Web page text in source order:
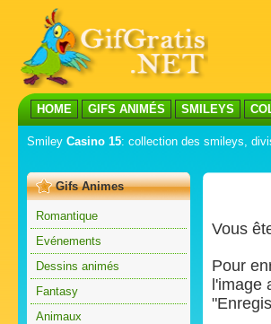
HOME GIFS ANIMÉS SMILEYS
Smiley Casino 15: collection des smileys,
Gifs Animes
Romantique
Evénements
Dessins animés
Fantasy
Animaux
Vous
Pour
l'image